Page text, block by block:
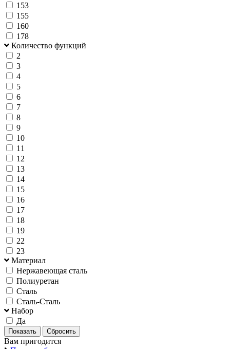
153
155
160
178
Количество функций
2
3
4
5
6
7
8
9
10
11
12
13
14
15
16
17
18
19
22
23
Материал
Нержавеющая сталь
Полиуретан
Сталь
Сталь-Сталь
Набор
Да
Вам пригодится